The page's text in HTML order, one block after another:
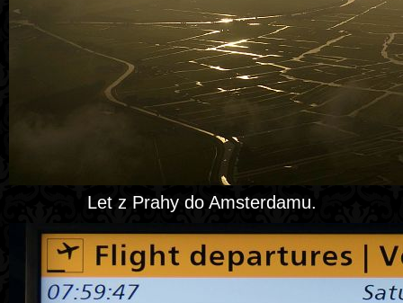
Let z Prahy do Amsterdamu.